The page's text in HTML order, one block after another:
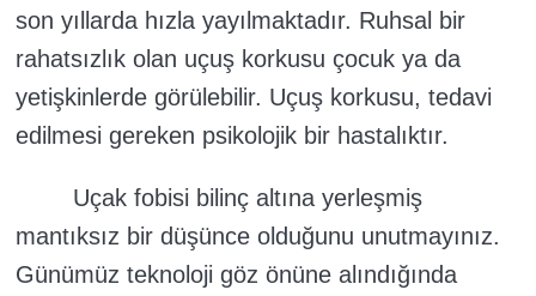
son yıllarda hızla yayılmaktadır. Ruhsal bir
rahatsızlık olan uçuş korkusu çocuk ya da
yetişkinlerde görülebilir. Uçuş korkusu, tedavi
edilmesi gereken psikolojik bir hastalıktır.
Uçak fobisi bilinç altına yerleşmiş
mantıksız bir düşünce olduğunu unutmayınız.
Günümüz teknoloji göz önüne alındığında